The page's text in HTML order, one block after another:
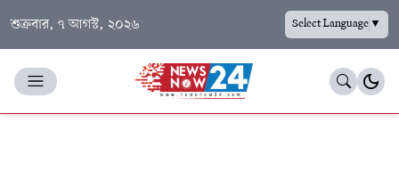
শুক্রবার, ৭ আগস্ট, ২০২৬ Select Language▼